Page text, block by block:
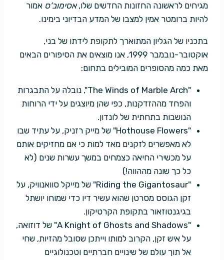
מגיחים לראשונה החזונות החדשים שלו,אסימוב'ס אמור
להיות ברומטר אמין למצבו של המדע הבדיוני בימינו.
בתכניו של הגליון המתוארך לתקופת לידתו של בני,
אוקטובר-נובמבר 1999, אנו מוצאים את הסיפורים הבאים
מאת כמה מהסופרים המובילים בתחום:
"The Winds of Marble Arch", נובלה על התבגרות
והפחד מההזדקנות, כפי שהן מיוצגים על ידי הרוחות
הנושבות בתחתית של לונדון.
"Hothouse Flowers" של מייק רזניק, על עתיד שבו
לא מאפשרים לזקנים מאד למות כי אם מחזיקים אותם
על מכשירי החיאה כצמחים במשך עשרות שנים (לא
כל כך שונה מההווה!)
"Riding the Gigantosaur" של מייקל סוואנוויק, על
זקן הגוסס מסרטן שהוא עשיר דיו כדי שמוחו יושתל
בגיגנטוזאור בתקופת הקרטיקון.
"A Knight of Ghosts and Shadows" של דוזואה,
על איש זקן, הקרוב למותו וייתכן שסובל מהזיות, שחי
אל תוך עולם של שינויים חברתיים וטכנולוגיים